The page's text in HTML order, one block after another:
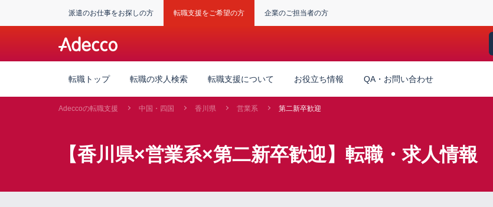
派遣のお仕事をお探しの方 転職支援をご希望の方 企業のご担当者の方
転職トップ 転職の求人検索 転職支援について お役立ち情報 QA・お問い合わせ
Adeccoの転職支援 中国・四国 香川県 営業系 第二新卒歓迎
【香川県×営業系×第二新卒歓迎】転職・求人情報